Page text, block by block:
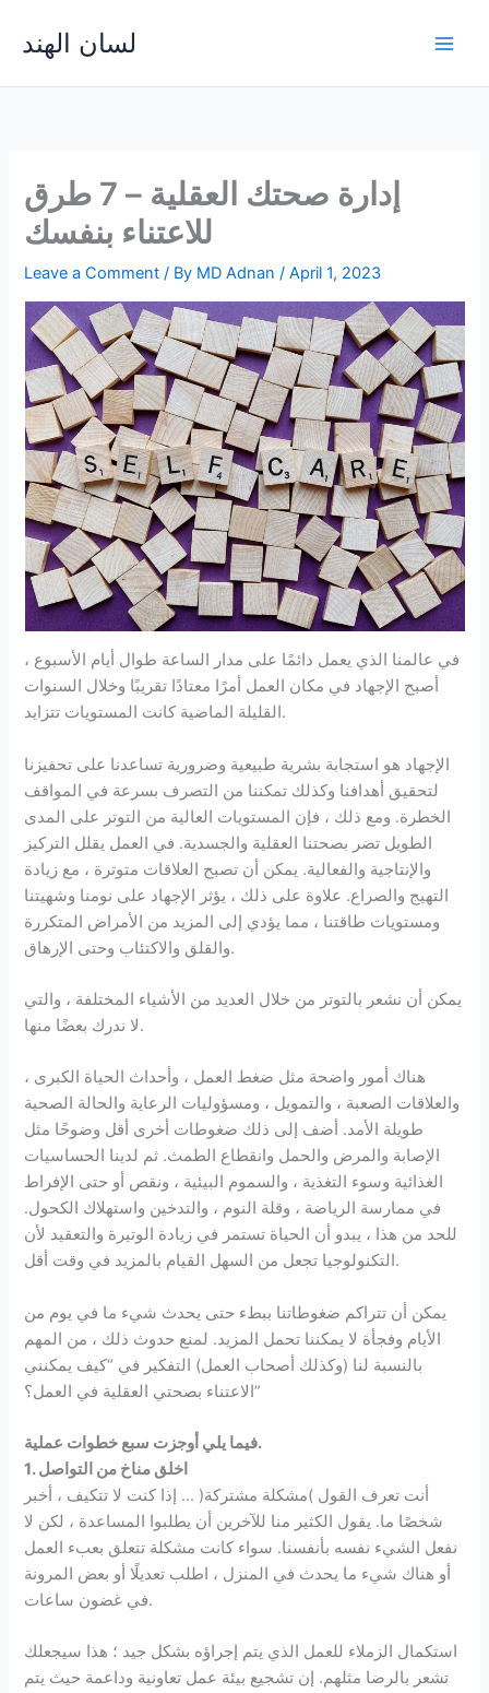
content
لسان الهند
إدارة صحتك العقلية – 7 طرق
للاعتناء بنفسك
Leave a Comment / By MD Adnan/April 1, 2023
في عالمنا الذي يعمل دائمًا على مدار الساعة طوال أيام الأسبوع ،
أصبح الإجهاد في مكان العمل أمرًا معتادًا تقريبًا وخلال السنوات
القليلة الماضية كانت المستويات تتزايد.
الإجهاد هو استجابة بشرية طبيعية وضرورية تساعدنا على تحفيزنا
لتحقيق أهدافنا وكذلك تمكننا من التصرف بسرعة في المواقف
الخطرة. ومع ذلك ، فإن المستويات العالية من التوتر على المدى
الطويل تضر بصحتنا العقلية والجسدية. في العمل يقلل التركيز
والإنتاجية والفعالية. يمكن أن تصبح العلاقات متوترة ، مع زيادة
التهيج والصراع. علاوة على ذلك ، يؤثر الإجهاد على نومنا وشهيتنا
ومستويات طاقتنا ، مما يؤدي إلى المزيد من الأمراض المتكررة
والقلق والاكتئاب وحتى الإرهاق.
يمكن أن نشعر بالتوتر من خلال العديد من الأشياء المختلفة ، والتي
لا ندرك بعضًا منها.
هناك أمور واضحة مثل ضغط العمل ، وأحداث الحياة الكبرى ،
والعلاقات الصعبة ، والتمويل ، ومسؤوليات الرعاية والحالة الصحية
طويلة الأمد. أضف إلى ذلك ضغوطات أخرى أقل وضوحًا مثل
الإصابة والمرض والحمل وانقطاع الطمث. ثم لدينا الحساسيات
الغذائية وسوء التغذية ، والسموم البيئية ، ونقص أو حتى الإفراط
في ممارسة الرياضة ، وقلة النوم ، والتدخين واستهلاك الكحول.
للحد من هذا ، يبدو أن الحياة تستمر في زيادة الوتيرة والتعقيد لأن
التكنولوجيا تجعل من السهل القيام بالمزيد في وقت أقل.
يمكن أن تتراكم ضغوطاتنا ببطء حتى يحدث شيء ما في يوم من
الأيام وفجأة لا يمكننا تحمل المزيد. لمنع حدوث ذلك ، من المهم
بالنسبة لنا (وكذلك أصحاب العمل) التفكير في “كيف يمكنني
الاعتناء بصحتي العقلية في العمل؟”
فيما يلي أوجزت سبع خطوات عملية.
1. اخلق مناخ من التواصل
أنت تعرف القول )مشكلة مشتركة( … إذا كنت لا تتكيف ، أخبر
شخصًا ما. يقول الكثير منا للآخرين أن يطلبوا المساعدة ، لكن لا
نفعل الشيء نفسه بأنفسنا. سواء كانت مشكلة تتعلق بعبء العمل
أو هناك شيء ما يحدث في المنزل ، اطلب تعديلًا أو بعض المرونة
في غضون ساعات.
استكمال الزملاء للعمل الذي يتم إجراؤه بشكل جيد ؛ هذا سيجعلك
تشعر بالرضا مثلهم. إن تشجيع بيئة عمل تعاونية وداعمة حيث يتم